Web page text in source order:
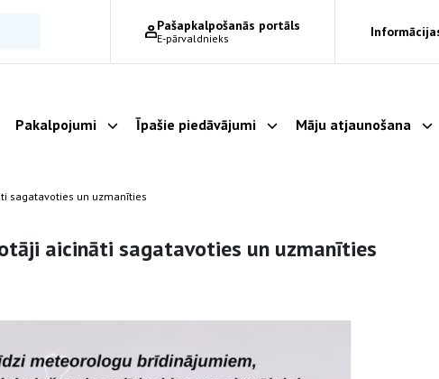
Pašapkalpošanās portāls
E-pārvaldnieks
Pakalpojumi Parādīt apakšizvēlni
Īpašie piedāvājumi Parādīt apakšizvēlni
Māju atjaunošana
sagatavoties un uzmanīties
aicināti sagatavoties un uzmanīties